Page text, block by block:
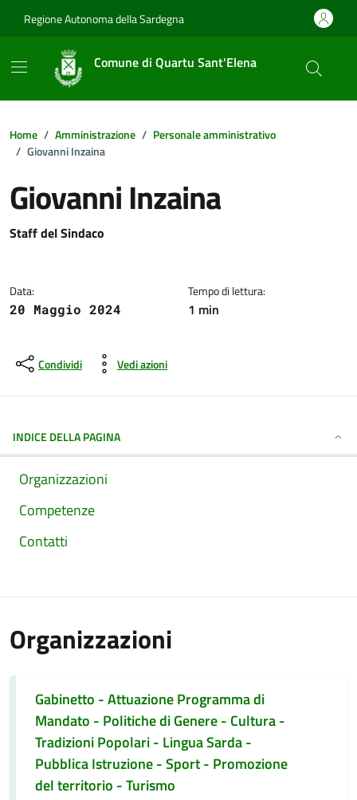
Regione Autonoma della Sardegna
Comune di Quartu Sant'Elena
Home Amministrazione
Personale amministrativo
Giovanni Inzaina
Giovanni Inzaina
Dettagli della notizia
Staff del Sindaco
Data:
20 Maggio 2024
Tempo di lettura:
1 min
Condividi Vedi azioni
INDICE DELLA PAGINA
Organizzazioni
Competenze
Contatti
Organizzazioni
Gabinetto - Attuazione Programma di
Mandato - Politiche di Genere - Cultura -
Tradizioni Popolari - Lingua Sarda -
Pubblica Istruzione - Sport - Promozione
del territorio - Turismo